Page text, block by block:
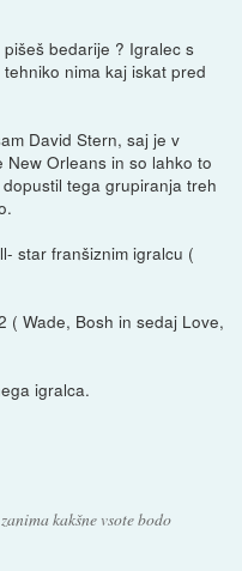
bedarije ? Igralec s
nima kaj iskat pred
David Stern, saj je v
New Orleans in so lahko to
tega grupiranja treh
star franšiznim igralcu (
( Wade, Bosh in sedaj Love,
igralca.
kakšne vsote bodo